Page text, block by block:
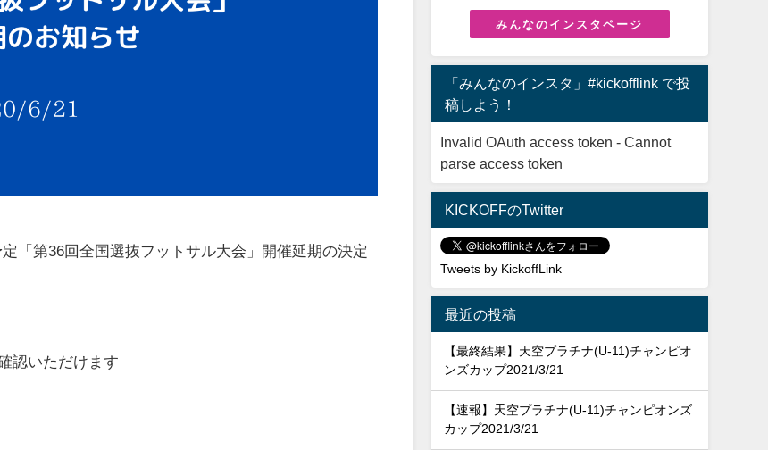
「第36回全国選抜フットサル大会」開催延期の決定
認いただけます
みんなのインスタページ
「みんなのインスタ」#kickofflink で投
稿しよう！
Invalid OAuth access token - Cannot
parse access token
KICKOFFのTwitter
Tweets by KickoffLink
最近の投稿
【最終結果】天空プラチナ(U-11)チャンピオ
ンズカップ2021/3/21
【速報】天空プラチナ(U-11)チャンピオンズ
カップ2021/3/21